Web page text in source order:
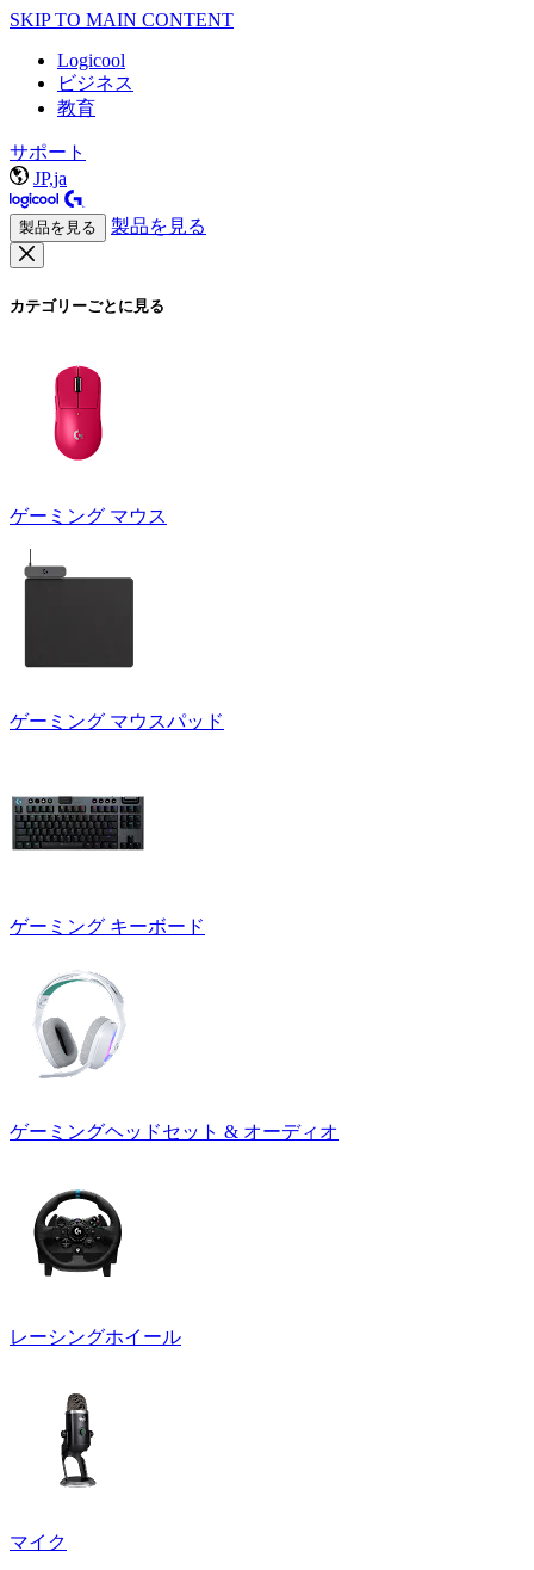
SKIP TO MAIN CONTENT
Logicool
ビジネス
教育
サポート
JP,ja
製品を見る 製品を見る
カテゴリーごとに見る
ゲーミング マウス
ゲーミング マウスパッド
ゲーミング キーボード
ゲーミングヘッドセット & オーディオ
レーシングホイール
マイク